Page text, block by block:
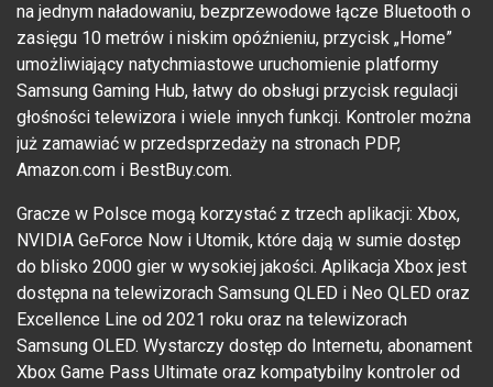
na jednym naładowaniu, bezprzewodowe łącze Bluetooth o
zasięgu 10 metrów i niskim opóźnieniu, przycisk „Home”
umożliwiający natychmiastowe uruchomienie platformy
Samsung Gaming Hub, łatwy do obsługi przycisk regulacji
głośności telewizora i wiele innych funkcji. Kontroler można
już zamawiać w przedsprzedaży na stronach PDP,
Amazon.com i BestBuy.com.
Gracze w Polsce mogą korzystać z trzech aplikacji: Xbox,
NVIDIA GeForce Now i Utomik, które dają w sumie dostęp
do blisko 2000 gier w wysokiej jakości. Aplikacja Xbox jest
dostępna na telewizorach Samsung QLED i Neo QLED oraz
Excellence Line od 2021 roku oraz na telewizorach
Samsung OLED. Wystarczy dostęp do Internetu, abonament
Xbox Game Pass Ultimate oraz kompatybilny kontroler od